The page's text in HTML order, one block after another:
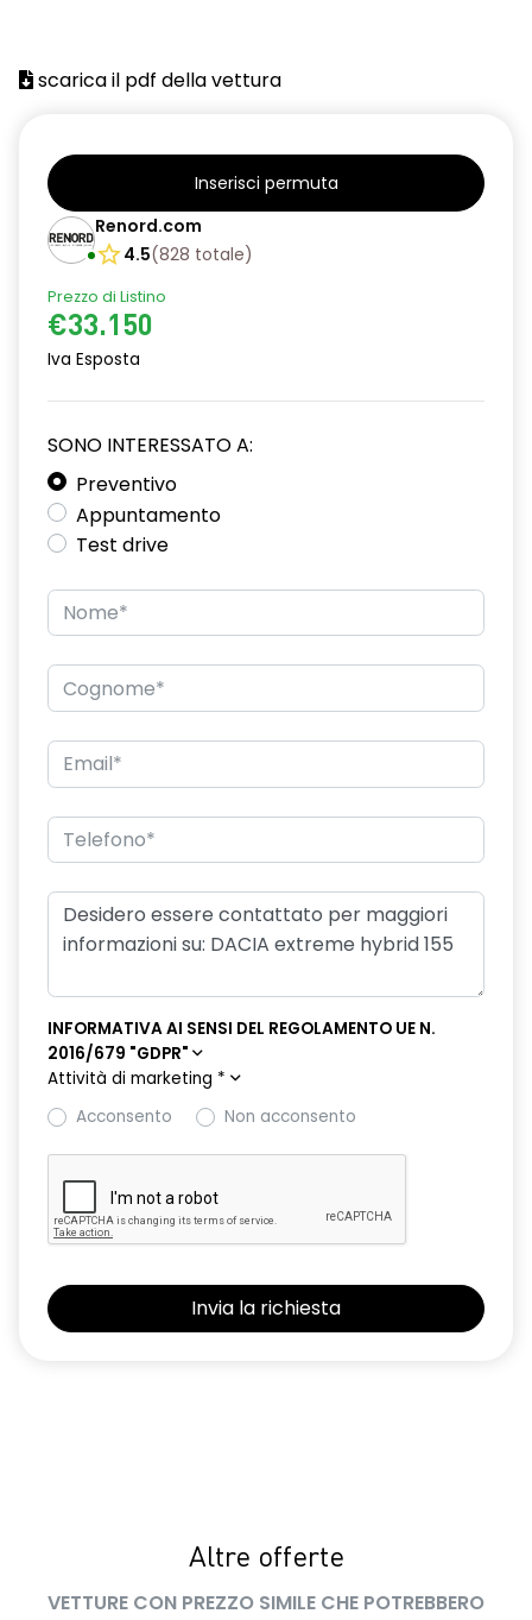
scarica il pdf della vettura
Inserisci permuta
Renord.com
4.5(828 totale)
Prezzo di Listino
€33.150
Iva Esposta
SONO INTERESSATO A:
Preventivo
Appuntamento
Test drive
INFORMATIVA AI SENSI DEL REGOLAMENTO UE N.
2016/679 "GDPR"
Attività di marketing *
Acconsento
Non acconsento
Altre offerte
VETTURE CON PREZZO SIMILE CHE POTREBBERO